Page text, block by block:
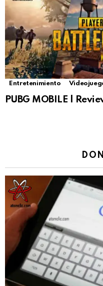
Entretenimiento
PUBG MOBILE |